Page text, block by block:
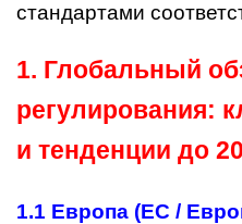
стандартами
1. Глобальный
регулирования:
и тенденции до
1.1 Европа (ЕС /